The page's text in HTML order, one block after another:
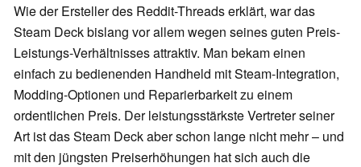
Wie der Ersteller des Reddit-Threads erklärt, war das
Steam Deck bislang vor allem wegen seines guten Preis-
Leistungs-Verhältnisses attraktiv. Man bekam einen
einfach zu bedienenden Handheld mit Steam-Integration,
Modding-Optionen und Reparierbarkeit zu einem
ordentlichen Preis. Der leistungsstärkste Vertreter seiner
Art ist das Steam Deck aber schon lange nicht mehr – und
mit den jüngsten Preiserhöhungen hat sich auch die